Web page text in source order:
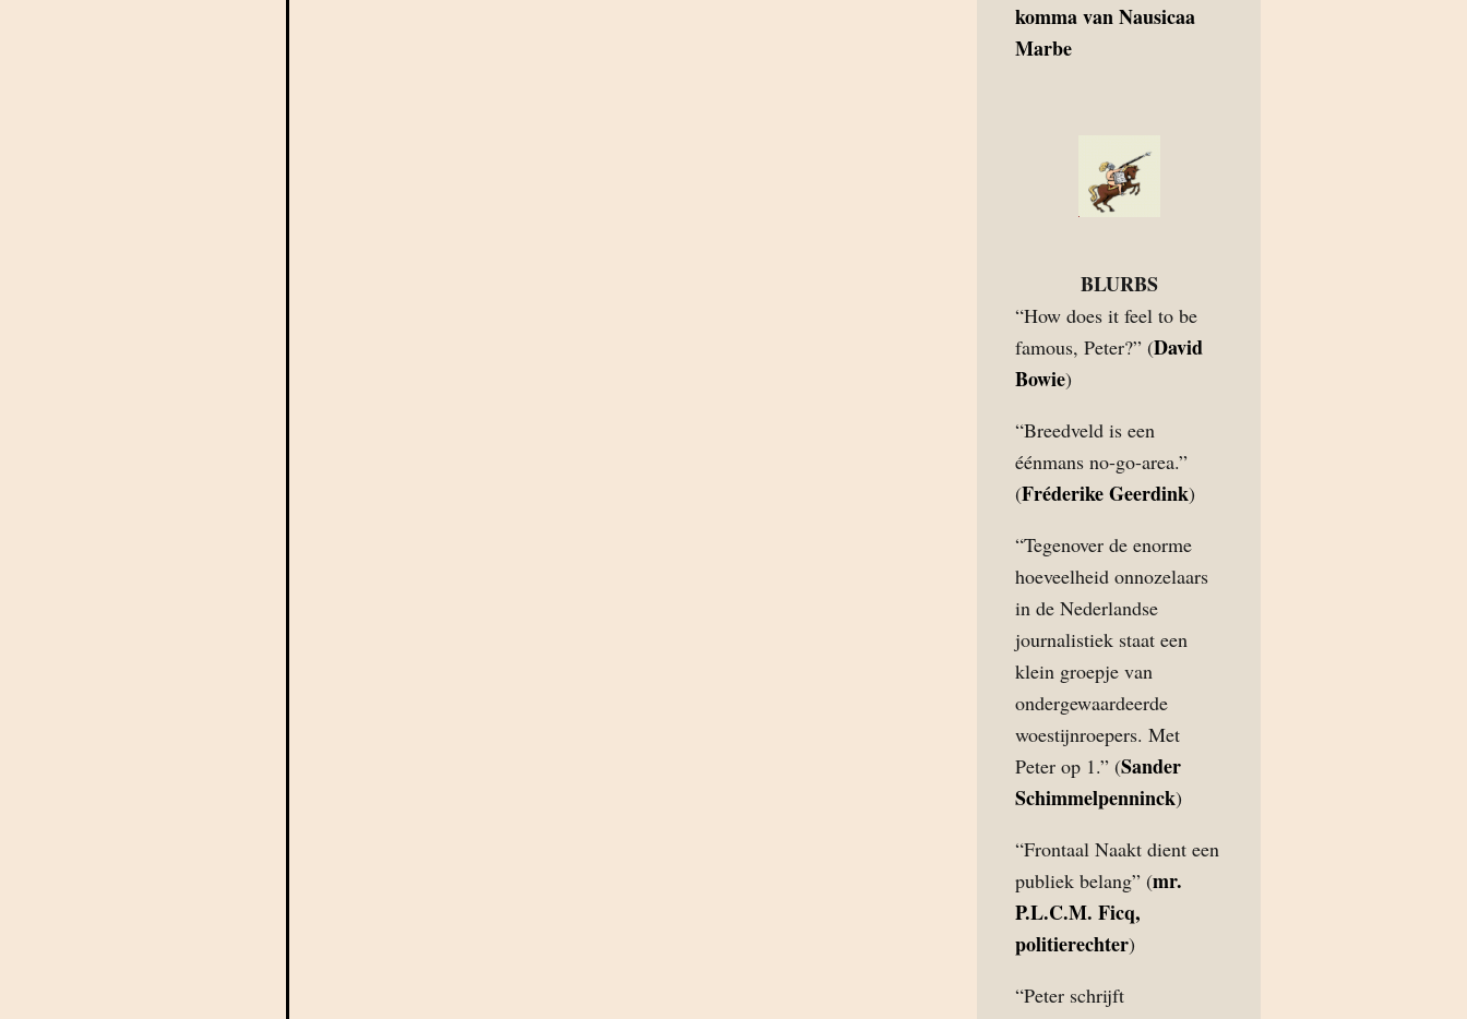
komma van Nausicaa
Marbe
BLURBS
“How does it feel to be
famous, Peter?” (David
Bowie)
“Breedveld is een
éénmans no-go-area.”
(Fréderike Geerdink)
“Tegenover de enorme
hoeveelheid onnozelaars
in de Nederlandse
journalistiek staat een
klein groepje van
ondergewaardeerde
woestijnroepers. Met
Peter op 1.” (Sander
Schimmelpenninck)
“Frontaal Naakt dient een
publiek belang” (mr.
P.L.C.M. Ficq,
politierechter)
“Peter schrijft